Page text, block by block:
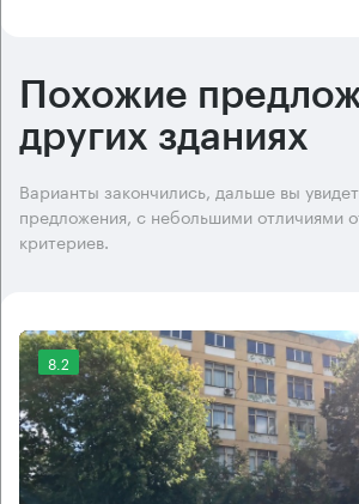
Похожие
других зданиях
Варианты закончились, дальше вы
предложения, с небольшими отличиями
критериев.
8.2